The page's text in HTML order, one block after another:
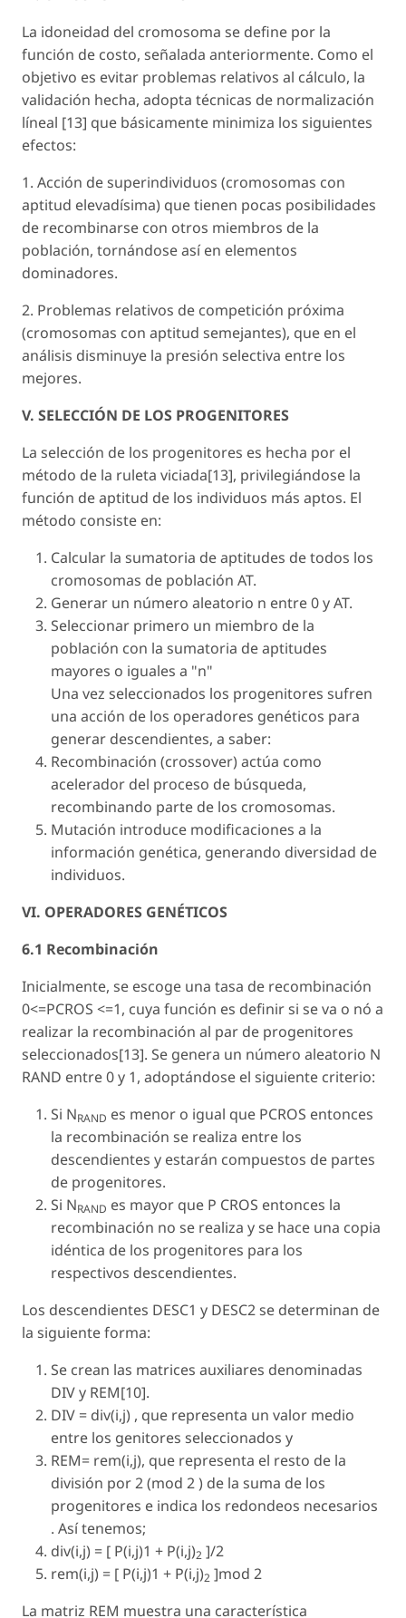
La idoneidad del cromosoma se define por la
función de costo, señalada anteriormente. Como el
objetivo es evitar problemas relativos al cálculo, la
validación hecha, adopta técnicas de normalización
líneal [13] que básicamente minimiza los siguientes
efectos:
1. Acción de superindividuos (cromosomas con
aptitud elevadísima) que tienen pocas posibilidades
de recombinarse con otros miembros de la
población, tornándose así en elementos
dominadores.
2. Problemas relativos de competición próxima
(cromosomas con aptitud semejantes), que en el
análisis disminuye la presión selectiva entre los
mejores.
V. SELECCIÓN DE LOS PROGENITORES
La selección de los progenitores es hecha por el
método de la ruleta viciada[13], privilegiándose la
función de aptitud de los individuos más aptos. El
método consiste en:
Calcular la sumatoria de aptitudes de todos los
cromosomas de población AT.
Generar un número aleatorio n entre 0 y AT.
Seleccionar primero un miembro de la
población con la sumatoria de aptitudes
mayores o iguales a "n"
Una vez seleccionados los progenitores sufren
una acción de los operadores genéticos para
generar descendientes, a saber:
Recombinación (crossover) actúa como
acelerador del proceso de búsqueda,
recombinando parte de los cromosomas.
Mutación introduce modificaciones a la
información genética, generando diversidad de
individuos.
VI. OPERADORES GENÉTICOS
6.1 Recombinación
Inicialmente, se escoge una tasa de recombinación
0<=PCROS <=1, cuya función es definir si se va o nó a
realizar la recombinación al par de progenitores
seleccionados[13]. Se genera un número aleatorio N
RAND entre 0 y 1, adoptándose el siguiente criterio:
Si NRAND es menor o igual que PCROS entonces
la recombinación se realiza entre los
descendientes y estarán compuestos de partes
de progenitores.
Si NRAND es mayor que P CROS entonces la
recombinación no se realiza y se hace una copia
idéntica de los progenitores para los
respectivos descendientes.
Los descendientes DESC1 y DESC2 se determinan de
la siguiente forma:
Se crean las matrices auxiliares denominadas
DIV y REM[10].
DIV = div(i,j) , que representa un valor medio
entre los genitores seleccionados y
REM= rem(i,j), que representa el resto de la
división por 2 (mod 2 ) de la suma de los
progenitores e indica los redondeos necesarios
. Así tenemos;
div(i,j) = [ P(i,j)1 + P(i,j)2 ]/2
rem(i,j) = [ P(i,j)1 + P(i,j)2 ]mod 2
La matriz REM muestra una característica